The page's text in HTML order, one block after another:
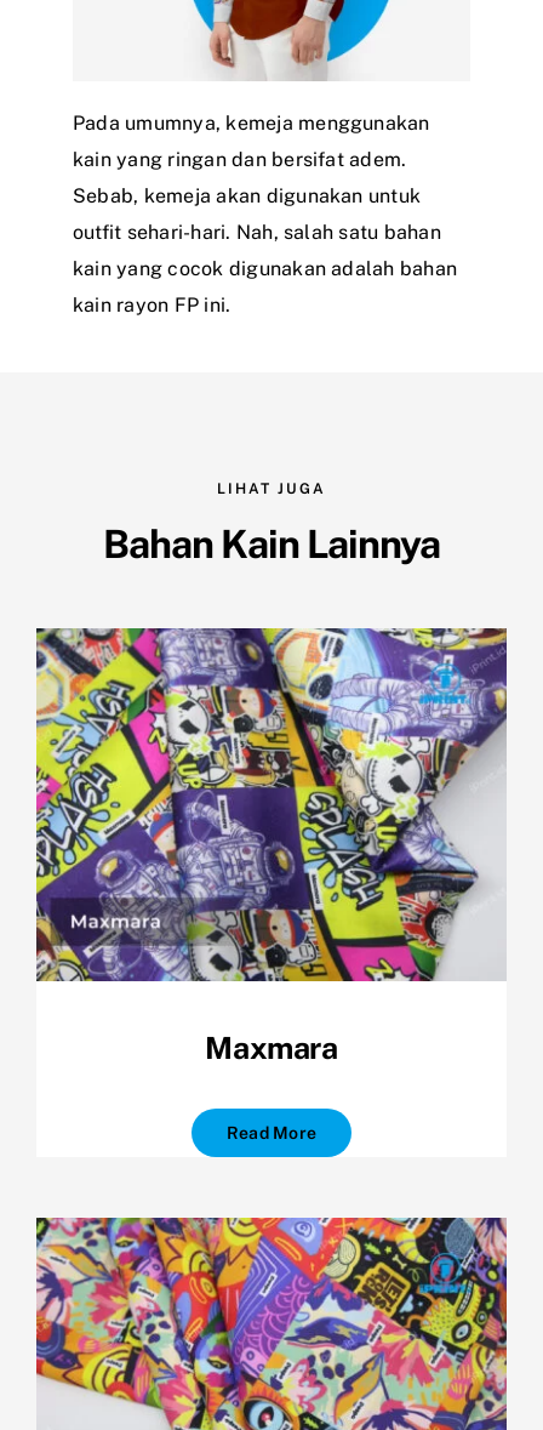
Pada umumnya, kemeja menggunakan
kain yang ringan dan bersifat adem.
Sebab, kemeja akan digunakan untuk
outfit sehari-hari. Nah, salah satu bahan
kain yang cocok digunakan adalah bahan
kain rayon FP ini.
LIHAT JUGA
Bahan Kain Lainnya
Maxmara
Read More